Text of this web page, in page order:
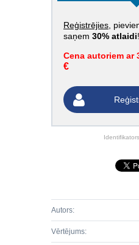
Reģistrējies ,
saņem 30% atlaidi!
Cena autoriem ar
€
Autors:
Vērtējums: